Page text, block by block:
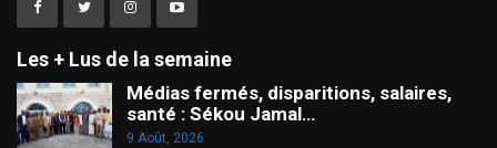
Les + Lus de la semaine
Médias fermés, disparitions, salaires,
santé : Sékou Jamal…
9 Août, 2026